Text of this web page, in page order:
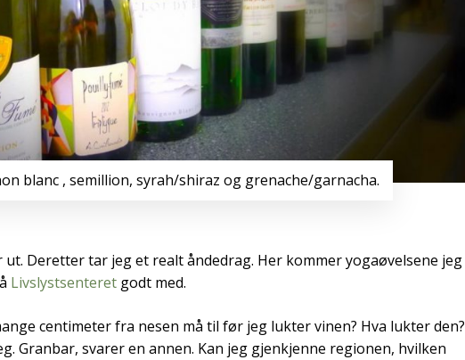
blanc , semillion, syrah/shiraz og grenache/garnacha.
ut. Deretter tar jeg et realt åndedrag. Her kommer yogaøvelsene jeg
Livslystsenteret godt med.
centimeter fra nesen må til før jeg lukter vinen? Hva lukter den?
Granbar, svarer en annen. Kan jeg gjenkjenne regionen, hvilken